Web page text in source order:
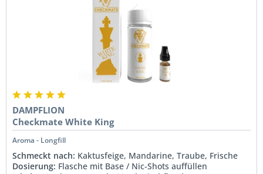
DAMPFLION
Checkmate White King
Aroma - Longfill
Schmeckt nach: Kaktusfeige, Mandarine, Traube, Frische
Dosierung: Flasche mit Base / Nic-Shots auffüllen